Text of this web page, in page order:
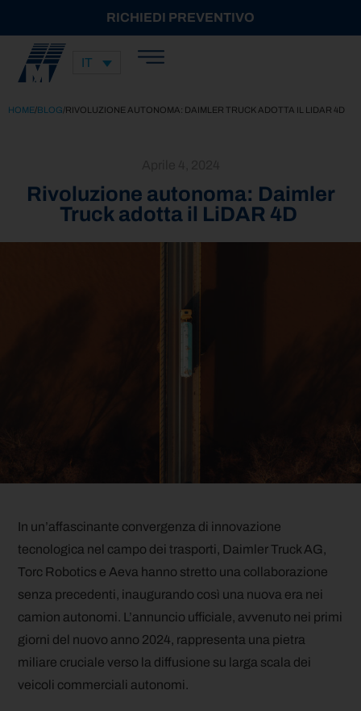
RICHIEDI PREVENTIVO
IT
HOME/BLOG/RIVOLUZIONE AUTONOMA: DAIMLER TRUCK ADOTTA IL LIDAR 4D
Rivoluzione autonoma: Daimler
Truck adotta il LiDAR 4D
In un’affascinante convergenza di innovazione
tecnologica nel campo dei trasporti, Daimler Truck AG,
Torc Robotics e Aeva hanno stretto una collaborazione
senza precedenti, inaugurando così una nuova era nei
camion autonomi. L’annuncio ufficiale, avvenuto nei primi
giorni del nuovo anno 2024, rappresenta una pietra
miliare cruciale verso la diffusione su larga scala dei
veicoli commerciali autonomi.